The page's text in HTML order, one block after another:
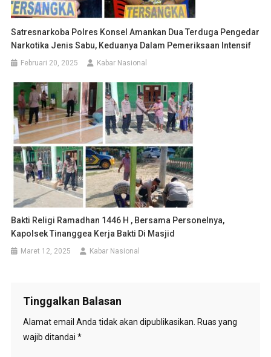
Satresnarkoba Polres Konsel Amankan Dua Terduga Pengedar
Narkotika Jenis Sabu, Keduanya Dalam Pemeriksaan Intensif
Februari 20, 2025 Kabar Nasional
Bakti Religi Ramadhan 1446 H , Bersama Personelnya,
Kapolsek Tinanggea Kerja Bakti Di Masjid
Maret 12, 2025 Kabar Nasional
Tinggalkan Balasan
Alamat email Anda tidak akan dipublikasikan. Ruas yang
wajib ditandai *